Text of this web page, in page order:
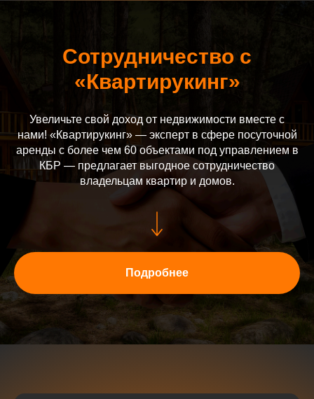
Сотрудничество с
«Квартирукинг»
Увеличьте свой доход от недвижимости вместе с
нами! «Квартирукинг» — эксперт в сфере посуточной
аренды с более чем 60 объектами под управлением в
КБР — предлагает выгодное сотрудничество
владельцам квартир и домов.
Подробнее